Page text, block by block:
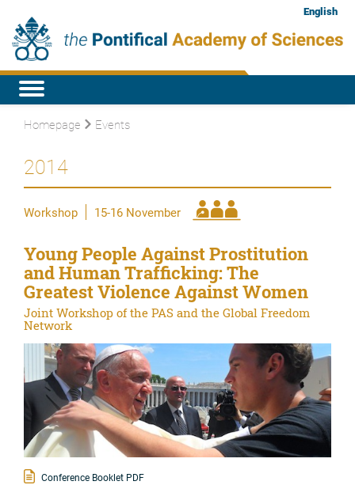
English
Homepage Events
2014
Workshop 15-16 November
Young People Against Prostitution
and Human Trafficking: The
Greatest Violence Against Women
Joint Workshop of the PAS and the Global Freedom
Network
Conference Booklet PDF